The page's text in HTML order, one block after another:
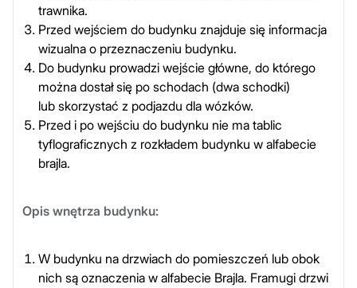
trawnika.
Przed wejściem do budynku znajduje się informacja
wizualna o przeznaczeniu budynku.
Do budynku prowadzi wejście główne, do którego
można dostał się po schodach (dwa schodki)
lub skorzystać z podjazdu dla wózków.
Przed i po wejściu do budynku nie ma tablic
tyflograficznych z rozkładem budynku w alfabecie
brajla.
Opis wnętrza budynku:
W budynku na drzwiach do pomieszczeń lub obok
nich są oznaczenia w alfabecie Brajla. Framugi drzwi